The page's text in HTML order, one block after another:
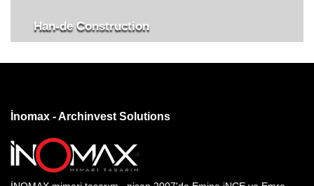
Han-de Construction
İnomax - Archinvest Solutions